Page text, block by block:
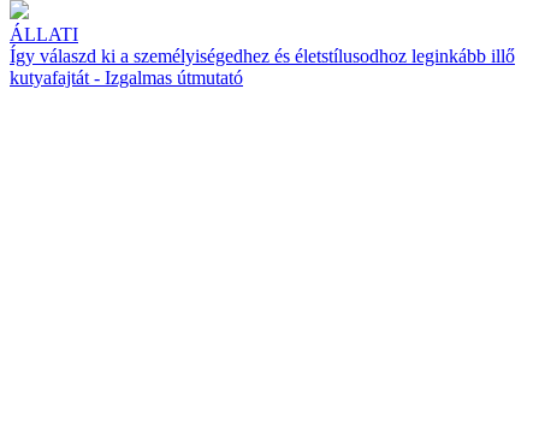
ÁLLATI
Így válaszd ki a személyiségedhez és életstílusodhoz leginkább illő
kutyafajtát - Izgalmas útmutató